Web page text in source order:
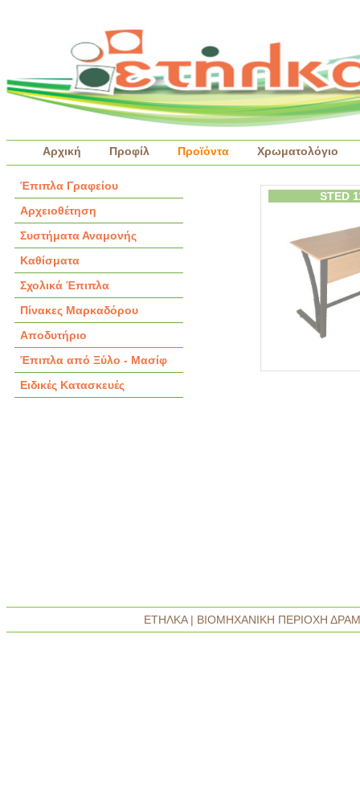
Αρχική Προφίλ Προϊόντα Χρωματολόγιο
Έπιπλα Γραφείου
Αρχειοθέτηση
Συστήματα Αναμονής
Καθίσματα
Σχολικά Έπιπλα
Πίνακες Μαρκαδόρου
Αποδυτήριο
Έπιπλα από Ξύλο - Μασίφ
Ειδικές Κατασκευές
STED
ΕΤΗΛΚΑ | ΒΙΟΜΗΧΑΝΙΚΗ ΠΕΡΙΟΧΗ